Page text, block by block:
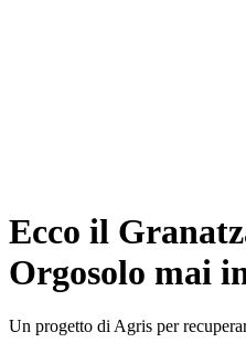
Ecco il
Orgosolo mai
Un progetto di Agris per